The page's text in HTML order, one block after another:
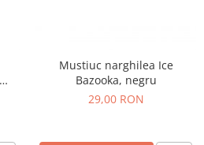
Mustiuc narghilea Ice
Bazooka, negru
29,00 RON